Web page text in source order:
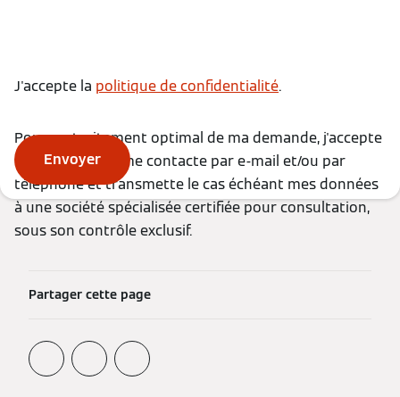
J'accepte la politique de confidentialité.
Pour un traitement optimal de ma demande, j'accepte
que Viessmann me contacte par e-mail et/ou par
téléphone et transmette le cas échéant mes données
à une société spécialisée certifiée pour consultation,
sous son contrôle exclusif.
Envoyer
Partager cette page